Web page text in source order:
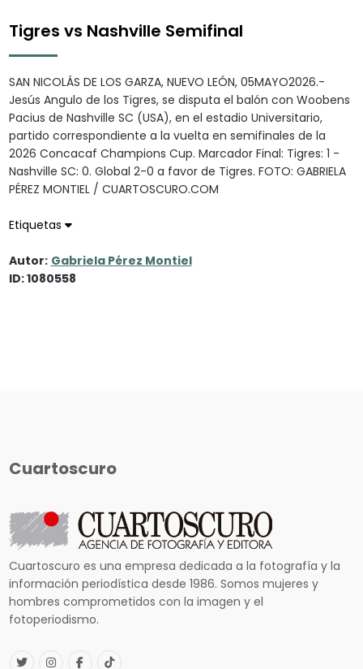
Tigres vs Nashville Semifinal
SAN NICOLÁS DE LOS GARZA, NUEVO LEÓN, 05MAYO2026.-
Jesús Angulo de los Tigres, se disputa el balón con Woobens
Pacius de Nashville SC (USA), en el estadio Universitario,
partido correspondiente a la vuelta en semifinales de la
2026 Concacaf Champions Cup. Marcador Final: Tigres: 1 -
Nashville SC: 0. Global 2-0 a favor de Tigres. FOTO: GABRIELA
PÉREZ MONTIEL / CUARTOSCURO.COM
Etiquetas
Autor: Gabriela Pérez Montiel
ID: 1080558
Cuartoscuro
Cuartoscuro es una empresa dedicada a la fotografía y la
información periodística desde 1986. Somos mujeres y
hombres comprometidos con la imagen y el
fotoperiodismo.